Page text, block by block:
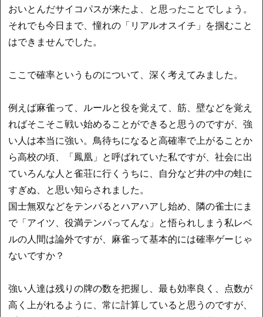
おいとんだサイコパスが来たよ、と思ったことでしょう。
それでも今日まで、憧れの「リアルオスイチ」を掴むこと
はできませんでした。
ここで確率というものについて、深く考えてみました。
例えば麻雀って、ルールと役を覚えて、筋、壁などを覚え
ればそこそこ戦い始めることができると思うのですが、強
い人は本当に強い。鳥待ちになると高確率で上がることか
ら高校の頃、「鳳凰」と呼ばれていた私ですが、社会に出
ていろんな人と雀荘に行くうちに、自分など井の中の蛙に
すぎぬ、と思い知らされました。
国士無双などをテンパるとハアハアし始め、隣の雀士にま
で「アイツ、役満テンパってんな」と悟られしまう私レベ
ルの人間は論外ですが、麻雀って基本的には確率ゲーじゃ
ないですか？
強い人達は残りの牌の数を把握し、最も効率良く、点数が
高く上がれるように、常に計算していると思うのですが、